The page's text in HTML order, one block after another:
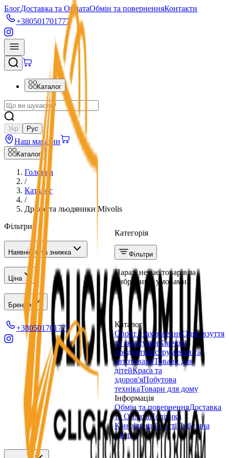
БлогДоставка та ОплатаОбмін та поверненняКонтакти
+380501701777
Каталог
Укр Рус
Наш магазин
Каталог
Головна
/
Каталог
/
Драже та льодяники Mivolis
Фільтри
Наявність та знижка
Ціна
Бренди
Категорія
Фільтри
Наразі немає товарів за
вибраними умовами.
+380501701777
Каталог
Спорт і захопленняОдяг, взуття
та аксесуариХарчові
продуктиІнструменти та
автотовариТовари для
дітейКраса та
здоров'яПобутова
технікаТовари для дому
Інформація
Обмін та поверненняДоставка
та ОплатаПолітика
КонфіденційностіПублічна
оферта